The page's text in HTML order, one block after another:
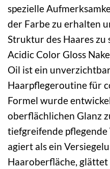
spezielle
der Farbe zu erhalten
Struktur des Haares zu
Acidic Color Gloss
Oil ist ein
Haarpflegeroutine für
Formel wurde
oberflächlichen Glanz
tiefgreifende pflegende
agiert als ein
Haaroberfläche,